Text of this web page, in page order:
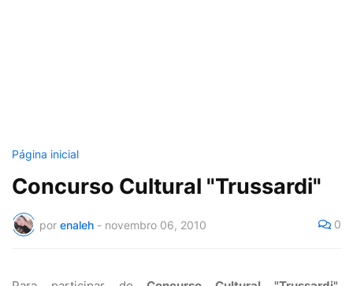
Página inicial
Concurso Cultural "Trussardi"
por enaleh - novembro 06, 2010 0